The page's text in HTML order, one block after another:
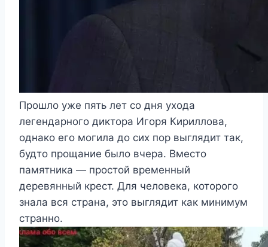
Прошло уже пять лет со дня ухода
легендарного диктора Игоря Кириллова,
однако его могила до сих пор выглядит так,
будто прощание было вчера. Вместо
памятника — простой временный
деревянный крест. Для человека, которого
знала вся страна, это выглядит как минимум
странно.